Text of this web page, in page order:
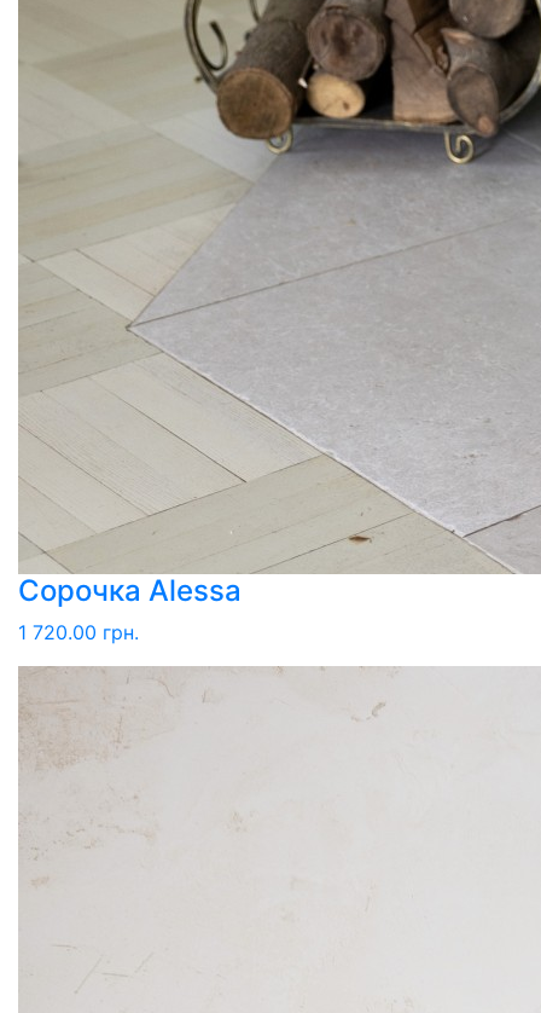
Сорочка Alessa
1 720.00 грн.